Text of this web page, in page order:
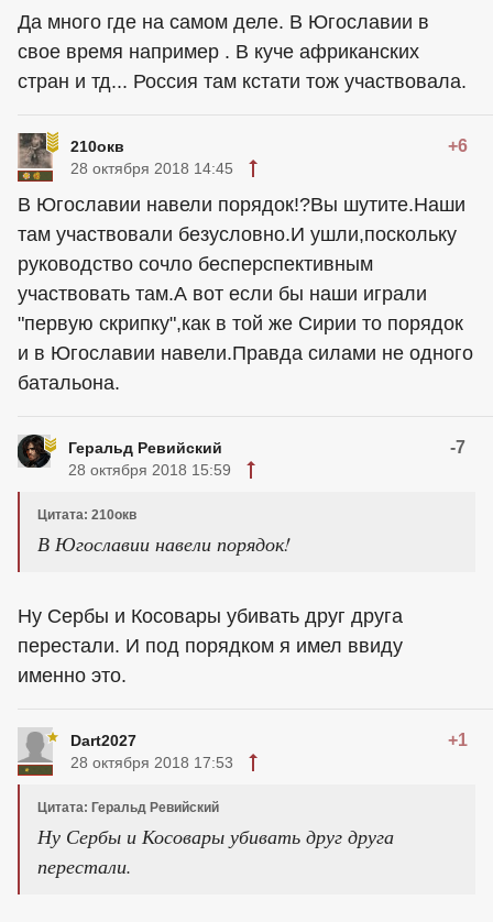
Да много где на самом деле. В Югославии в
свое время например . В куче африканских
стран и тд... Россия там кстати тож участвовала.
210окв +6
28 октября 2018 14:45
В Югославии навели порядок!?Вы шутите.Наши
там участвовали безусловно.И ушли,поскольку
руководство сочло бесперспективным
участвовать там.А вот если бы наши играли
"первую скрипку",как в той же Сирии то порядок
и в Югославии навели.Правда силами не одного
батальона.
Геральд Ревийский -7
28 октября 2018 15:59
Цитата: 210окв
В Югославии навели порядок!
Ну Сербы и Косовары убивать друг друга
перестали. И под порядком я имел ввиду
именно это.
Dart2027 +1
28 октября 2018 17:53
Цитата: Геральд Ревийский
Ну Сербы и Косовары убивать друг друга
перестали.